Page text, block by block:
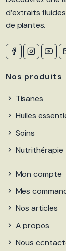
d’extraits
de plantes.
Nos produits
Tisanes
Huiles
Soins
Nutrithérapie
Mon compte
Mes
Nos articles
A propos
Nous